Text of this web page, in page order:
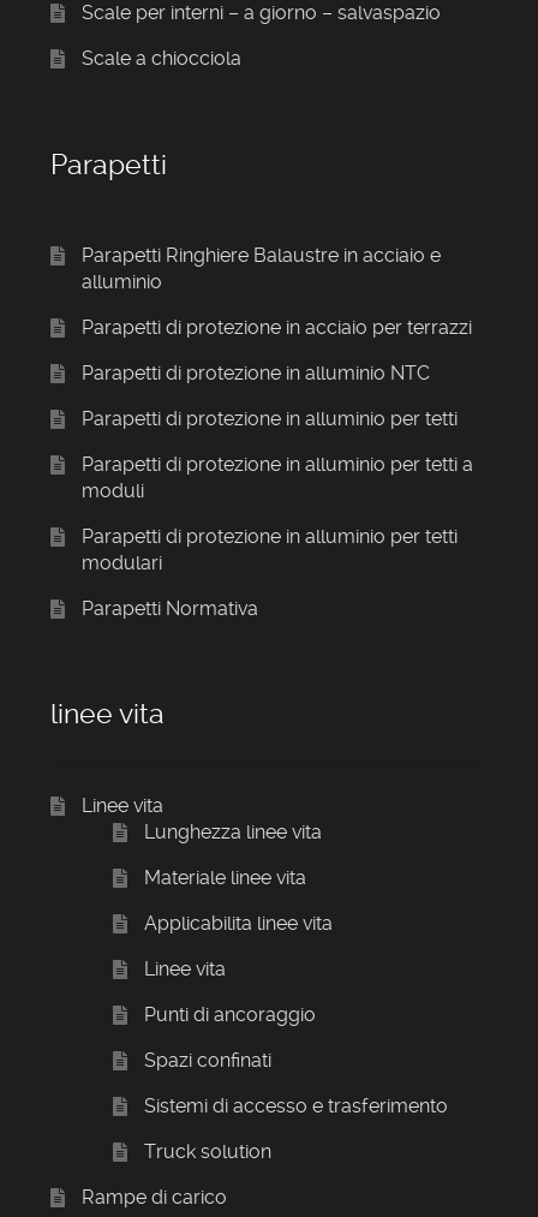
Scale per interni – a giorno – salvaspazio
Scale a chiocciola
Parapetti
Parapetti Ringhiere Balaustre in acciaio e
alluminio
Parapetti di protezione in acciaio per terrazzi
Parapetti di protezione in alluminio NTC
Parapetti di protezione in alluminio per tetti
Parapetti di protezione in alluminio per tetti a
moduli
Parapetti di protezione in alluminio per tetti
modulari
Parapetti Normativa
linee vita
Linee vita
Lunghezza linee vita
Materiale linee vita
Applicabilita linee vita
Linee vita
Punti di ancoraggio
Spazi confinati
Sistemi di accesso e trasferimento
Truck solution
Rampe di carico